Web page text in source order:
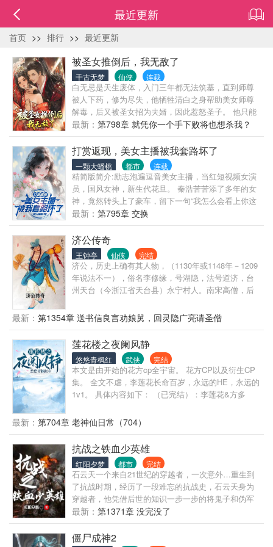
最近更新
首页 >> 排行 >> 最近更新
被圣女推倒后，我无敌了
千古无梦 仙侠 连载
白无忌是天生废体，入门三年都无法筑基，直到师尊
被人下药，修为尽失，他牺牲清白之身帮助美女师尊
解毒，后又被圣女招为夫婿，因此惹怒圣子。 他只能
努力提升修为才能活命，却因天生废体迟迟无法筑
基。 就在他心灰意冷之际，一泡尿呲出一件先天灵宝
——九彩玲珑塔。 九彩玲珑塔拥有一片独立的时空，
只要有充足的能量供应，就可以进去修炼。 里面不但
有纯净的先天灵气，而且时间流速与外界不同。 第一
层，外界一天，里面就是十天。 第二层，外界一天，
里面就是一百天。 第三层……第四层……以此类推。
天生废体又如何？ 勤能补挫，十倍百倍千倍的时间，
就算是废材照样一飞冲天！
最新： 第798章 就凭你一个手下败将也想杀我？
打赏返现，美女主播被我套路坏了
一颗大蟠桃 都市 连载
精简版简介:励志泡遍逗音美女主播，当红短视频女演
员，国风女神，新生代花旦。 秦浩苦苦添了多年的女
神，竟然转头上了豪车，留下一句“我怎么会看上你这
样的屌丝” “他，他是个海王啊，根本不爱你” “我就喜欢
他平亿近人的态度，他对我好就够了” 秦昊崩溃，冤种
系统从天而降，从此一个自律男开始终极进化。 “宿
主，都有系统了，你还自律个啥？美女她不香吗？只
要对系统认可达标的美女消费，百分百返回同等金
钱，碰到极品还能够抽奖哦，这还要在一棵树上吊
死？” “我他么无话可说，真香。”
最新： 第795章 交换
济公传奇
王钟亭 仙侠 完结
济公，历史上确有其人物，（1130年或1148年－1209
年说法不一），俗名李修缘，号湖隐，法号道济，台
州天台（今浙江省天台县）永宁村人。南宋高僧，后
南宋元明清。 讲述济公大闹秦相府、古井运木、飞来
峰、断无头案到圆寂假死之后，游行天下，一路惩恶
扬善、扶危济困的故事。济公遇杨过和大神雕、救郭
襄，还给杨过接手臂、遇到达摩祖师谈论未来，预言
世界。之后济公在蓬莱仙境附近的大海深洞之中救下
了麻姑仙子。后来，二人成为知己好友，一起降妖伏
魔，救济世人。他们又和很多历史人物相遇发生了许
多曲折的故事。除了关于济公的主要故事，还有更多
罗汉之所住持，其灵异事迹往往称着。”而济公诞生时
正好碰上国清寺罗汉堂里的第十七尊罗汉（即降龙罗
汉）突然倾倒，于是人们便把济公说成是罗汉投胎。
黎民盼望救星，社会呼唤英雄，当人民十分需要圣贤
的时候，高僧就成了“活佛”，凡人道济成为历代供奉祭
祀的神灵，其成佛后的尊号长达28个字：“大慈大悲大
仁大慧紫金罗汉阿那尊者神功广济先师三元赞化天
尊”，集佛道儒于一身，堪称神化之极致。
最新： 第1354章 送书信良言劝娘舅，回灵隐广亮请圣僧
莲花楼之夜阑风静
悠悠青枫红 武侠 完结
本文是由开始的花方cp全宇宙。 花方CP以及衍生CP
集。 全文不虐，李莲花长命百岁，永远的HE，永远的
1v1。 具体内容如下： （已完结）：李莲花&方多
载中）：周亦安&陆昭西，爱情这件事不过是相互信
任，委屈时的安慰与陪伴，犹疑时的绝对支持。 ……
已完结，更新中，其他敬请期待……
最新： 第704章 老神仙日常（704）
抗战之铁血少英雄
红阳夕梦 都市 完结
石云天一个来自21世纪的穿越者，一次意外…重生到
了抗战时期，经历了一段难忘的抗战史，石云天身为
穿越者，他凭借后世的知识一步一步的将鬼子和伪军
击败，直至抗战的胜利，最后迎来新时代的曙光。
最新： 第1371章 没完没了
僵尸成神2